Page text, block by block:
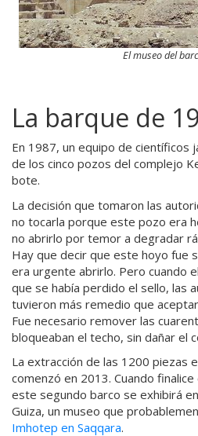
El museo del
La barque de
En 1987, un equipo de
de los cinco pozos del complejo
bote.
La decisión que tomaron las
no tocarla porque este pozo era
no abrirlo por temor a degradar
Hay que decir que este hoyo fue
era urgente abrirlo. Pero cuando
que se había perdido el sello, las
tuvieron más remedio que
Fue necesario remover las
bloqueaban el techo, sin dañar el
La extracción de las 1200 piezas
comenzó en 2013. Cuando
este segundo barco se exhibirá
Guiza, un museo que
Imhotep en Saqqara.